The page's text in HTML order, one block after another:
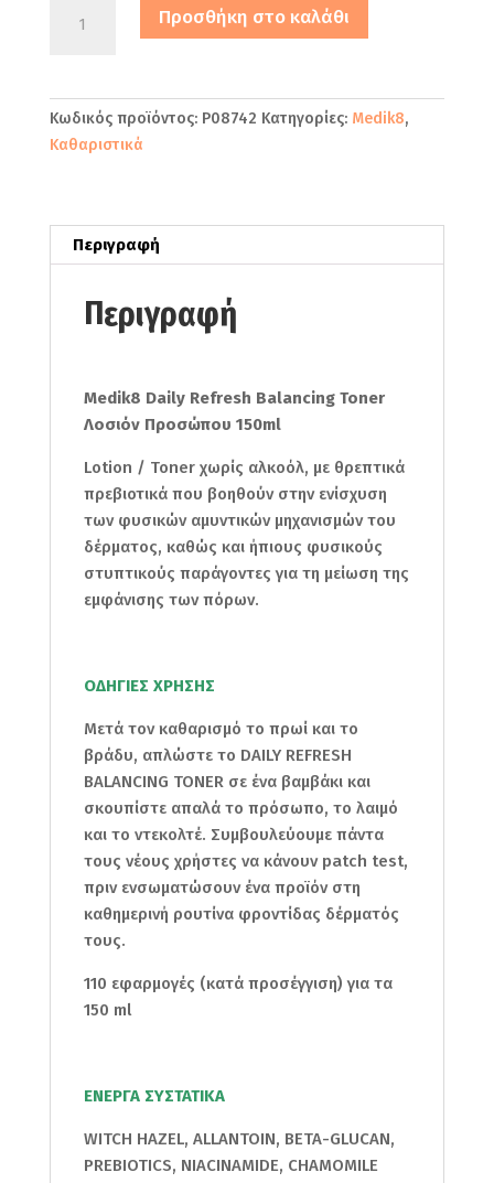
Daily
Toner
Λοσιόν
Προσθήκη στο καλάθι
Κωδικός προϊόντος: P08742 Κατηγορίες: Medik8,
Καθαριστικά
Περιγραφή
Περιγραφή
Medik8 Daily Refresh Balancing Toner
Λοσιόν Προσώπου 150ml
Lotion / Toner χωρίς αλκοόλ, με θρεπτικά
πρεβιοτικά που βοηθούν στην ενίσχυση
των φυσικών αμυντικών μηχανισμών του
δέρματος, καθώς και ήπιους φυσικούς
στυπτικούς παράγοντες για τη μείωση της
εμφάνισης των πόρων.
ΟΔΗΓΙΕΣ ΧΡΗΣΗΣ
Μετά τον καθαρισμό το πρωί και το
βράδυ, απλώστε το DAILY REFRESH
BALANCING TONER σε ένα βαμβάκι και
σκουπίστε απαλά το πρόσωπο, το λαιμό
και το ντεκολτέ. Συμβουλεύουμε πάντα
τους νέους χρήστες να κάνουν patch test,
πριν ενσωματώσουν ένα προϊόν στη
καθημερινή ρουτίνα φροντίδας δέρματός
τους.
110 εφαρμογές (κατά προσέγγιση) για τα
150 ml
ΕΝΕΡΓΑ ΣΥΣΤΑΤΙΚΑ
WITCH HAZEL, ALLANTOIN, BETA-GLUCAN,
PREBIOTICS, NIACINAMIDE, CHAMOMILE